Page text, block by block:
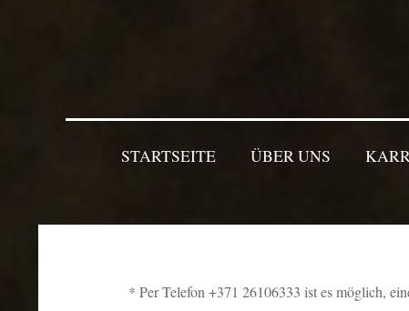
STARTSEITE ÜBER UNS
* Per Telefon +371 26106333 ist es möglich,